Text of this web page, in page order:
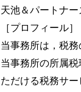
2-10 株式等に係る
2-11 配当所得
2-12 利子所得
2-13 退職所得
2-14 山林所得
天池＆パートナ
［プロフィール］
当事務所は，税
当事務所の所属
ただける税務サ